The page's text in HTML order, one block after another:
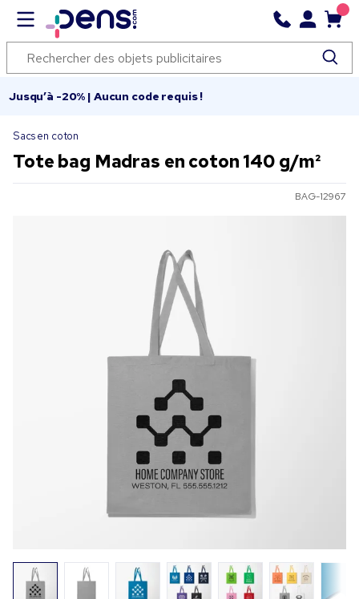
Jusqu’à -20% | Aucun code requis !
Sacs en coton
Tote bag Madras en coton 140 g/m²
BAG-12967